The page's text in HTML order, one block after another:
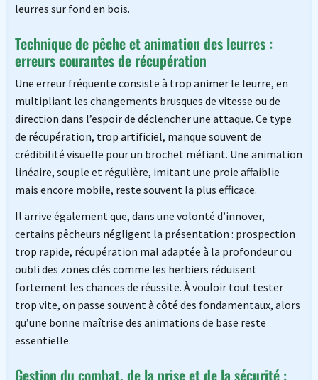
leurres sur fond en bois.
Technique de pêche et animation des leurres :
erreurs courantes de récupération
Une erreur fréquente consiste à trop animer le leurre, en
multipliant les changements brusques de vitesse ou de
direction dans l’espoir de déclencher une attaque. Ce type
de récupération, trop artificiel, manque souvent de
crédibilité visuelle pour un brochet méfiant. Une animation
linéaire, souple et régulière, imitant une proie affaiblie
mais encore mobile, reste souvent la plus efficace.
Il arrive également que, dans une volonté d’innover,
certains pêcheurs négligent la présentation : prospection
trop rapide, récupération mal adaptée à la profondeur ou
oubli des zones clés comme les herbiers réduisent
fortement les chances de réussite. À vouloir tout tester
trop vite, on passe souvent à côté des fondamentaux, alors
qu’une bonne maîtrise des animations de base reste
essentielle.
Gestion du combat, de la prise et de la sécurité :